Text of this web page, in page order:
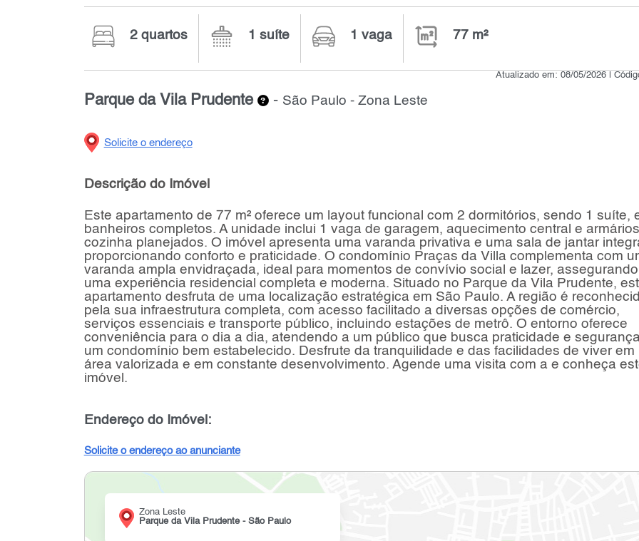
2 quartos 1 suíte 1 vaga 77 m²
Atualizado em: 08/05/2026 |
Parque da Vila Prudente - São Paulo - Zona Leste
Solicite o endereço
Descrição do Imóvel
Este apartamento de 77 m² oferece um layout funcional com 2 dormitórios, sendo 1 suíte,
banheiros completos. A unidade inclui 1 vaga de garagem, aquecimento central e
cozinha planejados. O imóvel apresenta uma varanda privativa e uma sala de jantar
proporcionando conforto e praticidade. O condomínio Praças da Villa complementa com
varanda ampla envidraçada, ideal para momentos de convívio social e lazer, assegurando
uma experiência residencial completa e moderna. Situado no Parque da Vila Prudente,
apartamento desfruta de uma localização estratégica em São Paulo. A região é
pela sua infraestrutura completa, com acesso facilitado a diversas opções de comércio,
serviços essenciais e transporte público, incluindo estações de metrô. O entorno oferece
conveniência para o dia a dia, atendendo a um público que busca praticidade e
um condomínio bem estabelecido. Desfrute da tranquilidade e das facilidades de viver em
área valorizada e em constante desenvolvimento. Agende uma visita com a e conheça
imóvel.
Endereço do Imóvel:
Solicite o endereço ao anunciante
Zona Leste
Parque da Vila Prudente - São Paulo